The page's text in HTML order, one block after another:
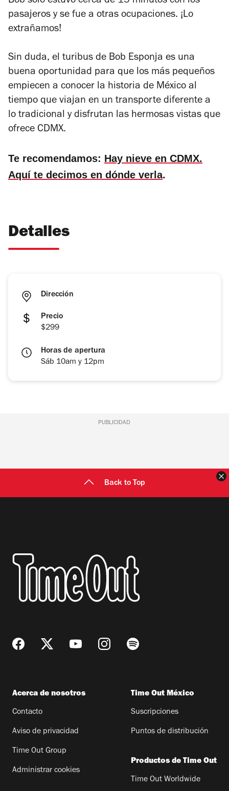
pasajeros y se fue a otras ocupaciones. ¡Lo
extrañamos!
Sin duda, el turibus de Bob Esponja es una
buena oportunidad para que los más pequeños
empiecen a conocer la historia de México al
tiempo que viajan en un transporte diferente a
lo tradicional y disfrutan las hermosas vistas que
ofrece CDMX.
Te recomendamos: Hay nieve en CDMX.
Aquí te decimos en dónde verla.
Detalles
Dirección
Precio
$299
Horas de apertura
Sáb 10am y 12pm
PUBLICIDAD
Back to Top
Acerca de nosotros
Contacto
Aviso de privacidad
Time Out Group
Administrar cookies
Time Out México
Suscripciones
Puntos de distribución
Productos de Time Out
Time Out Worldwide